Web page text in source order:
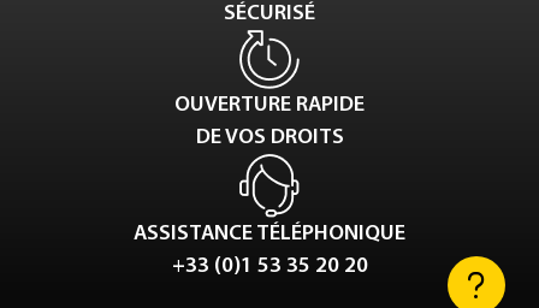
SÉCURISÉ
OUVERTURE RAPIDE
DE VOS DROITS
ASSISTANCE TÉLÉPHONIQUE
+33 (0)1 53 35 20 20